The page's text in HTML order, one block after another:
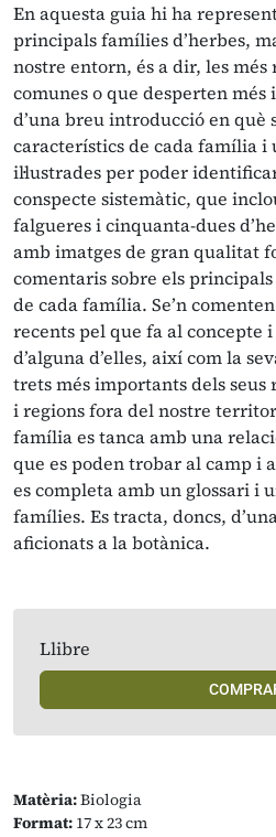
En aquesta guia hi ha
principals famílies d’herbes,
nostre entorn, és a dir, les
comunes o que desperten
d’una breu introducció en què
característics de cada família i
il·lustrades per poder
conspecte sistemàtic, que
falgueres i cinquanta-dues
amb imatges de gran qualitat
comentaris sobre els
de cada família. Se’n
recents pel que fa al concepte
d’alguna d’elles, així com la
trets més importants dels
i regions fora del nostre
família es tanca amb una
que es poden trobar al camp i
es completa amb un glossari i
famílies. Es tracta, doncs,
aficionats a la botànica.
Matèria:Biologia
Format: 17 x 23 cm
Llibre